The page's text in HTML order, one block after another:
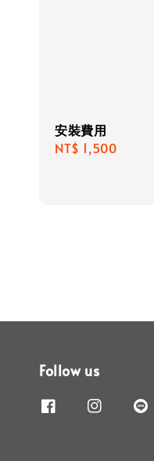
安裝費用
Regular
NT$ 1,500
Follow us